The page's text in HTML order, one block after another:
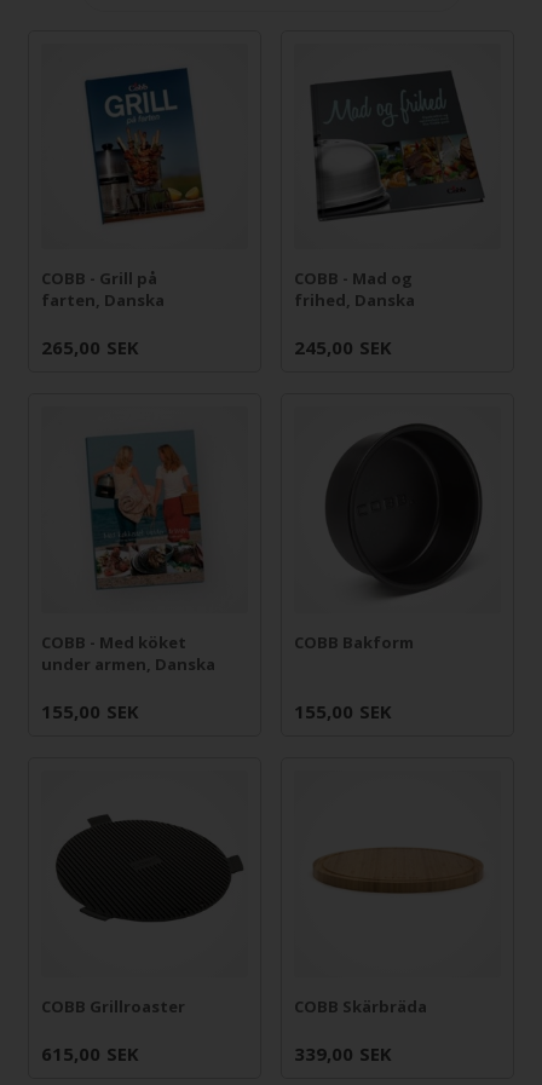
COBB - Grill på
farten, Danska
265,00 SEK
COBB - Mad og
frihed, Danska
245,00 SEK
COBB - Med köket
under armen, Danska
155,00 SEK
COBB Bakform
155,00 SEK
COBB Grillroaster
615,00 SEK
COBB Skärbräda
339,00 SEK